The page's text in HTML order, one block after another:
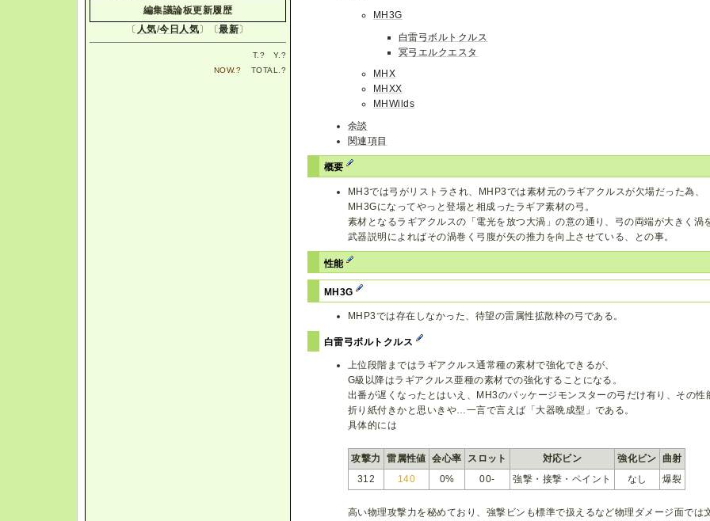
MH3G
白雷弓ボルトクルス
冥弓エルクエスタ
MHX
MHXX
MHWilds
余談
関連項目
概要
MH3では弓がリストラされ、MHP3では素材元のラギアクルスが欠場だった為、
MH3Gになってやっと登場と相成ったラギア素材の弓。
素材となるラギアクルスの「電光を放つ大渦」の意の通り、弓の両端が大きく渦
武器説明によればその渦巻く弓腹が矢の推力を向上させている、との事。
性能
MH3G
MHP3では存在しなかった、待望の雷属性拡散枠の弓である。
白雷弓ボルトクルス
上位段階まではラギアクルス通常種の素材で強化できるが、
G級以降はラギアクルス亜種の素材での強化することになる。
出番が遅くなったとはいえ、MH3のパッケージモンスターの弓だけ有り、その性
折り紙付きかと思いきや…一言で言えば「大器晩成型」である。
具体的には
攻撃力 雷属性値 会心率 スロット 対応ビン 強化ビン 曲射
312
140 0% 00- 強撃・接撃・ペイント なし 爆裂
高い物理攻撃力を秘めており、強撃ビンも標準で扱えるなど物理ダメージ面では
編集議論板更新履歴
〔 人気/今日人気〕〔最新〕
T. ? Y. ?
NOW.? TOTAL. ?